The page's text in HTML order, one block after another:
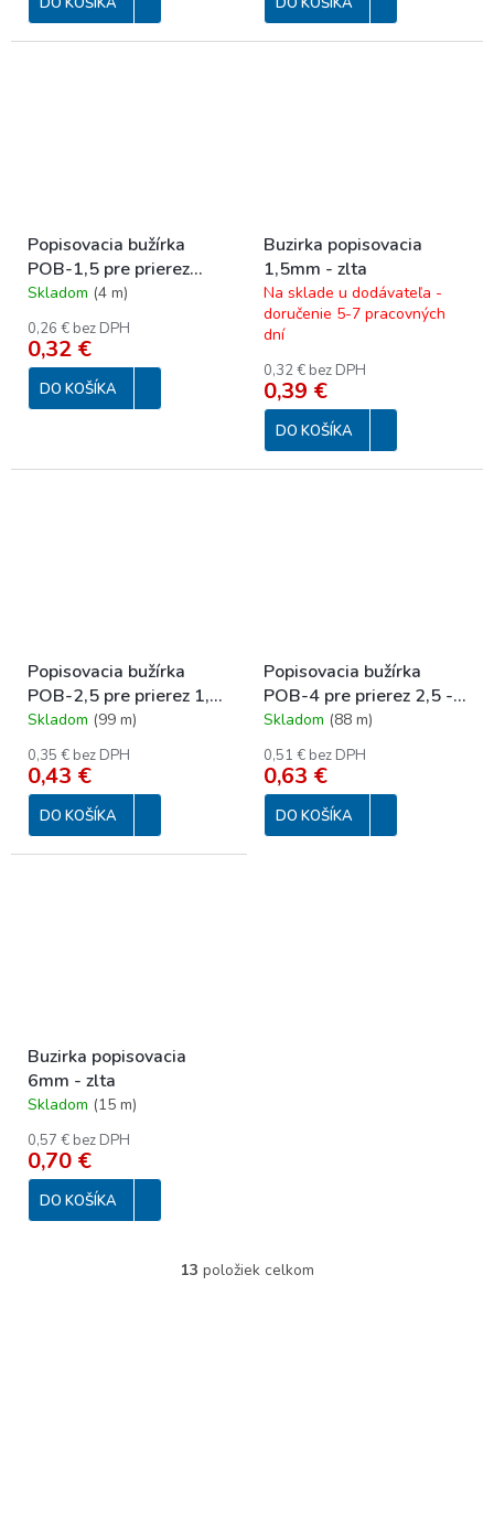
Popisovacia bužírka
POB-1,5 pre prierez
0,35 - 1,5 mm2
Skladom (4 m)
0,26 € bez DPH
0,32 €
DO KOŠÍKA
Buzirka popisovacia
1,5mm - zlta
Na sklade u dodávateľa -
doručenie 5-7 pracovných
dní
0,32 € bez DPH
0,39 €
DO KOŠÍKA
Popisovacia bužírka
POB-2,5 pre prierez 1,5
- 4,0 mm2
Skladom (99 m)
0,35 € bez DPH
0,43 €
DO KOŠÍKA
Popisovacia bužírka
POB-4 pre prierez 2,5 -
6,0 mm2
Skladom (88 m)
0,51 € bez DPH
0,63 €
DO KOŠÍKA
Buzirka popisovacia
6mm - zlta
Skladom (15 m)
0,57 € bez DPH
0,70 €
DO KOŠÍKA
O
13 položiek celkom